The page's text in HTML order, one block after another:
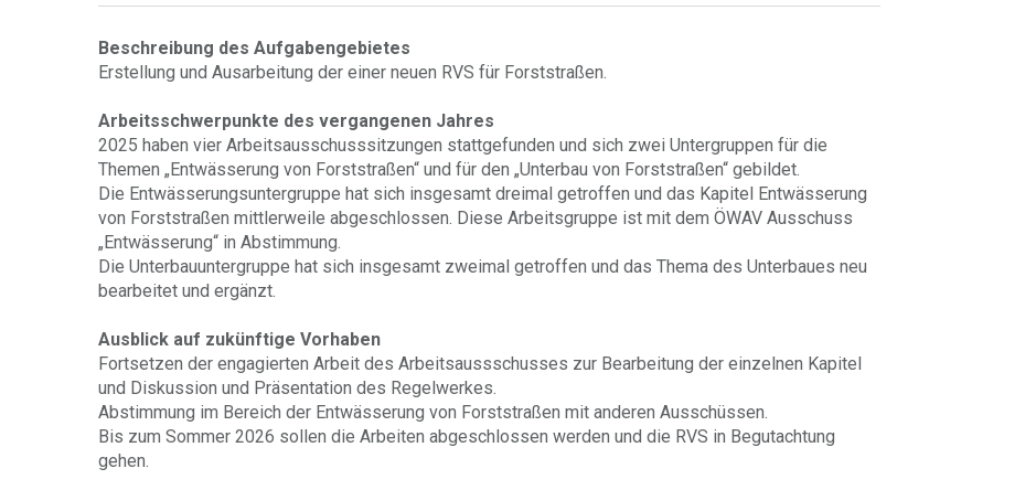
Beschreibung des Aufgabengebietes
Erstellung und Ausarbeitung der einer neuen RVS für Forststraßen.
Arbeitsschwerpunkte des vergangenen Jahres
2025 haben vier Arbeitsausschusssitzungen stattgefunden und sich zwei Untergruppen für die
Themen „Entwässerung von Forststraßen“ und für den „Unterbau von Forststraßen“ gebildet.
Die Entwässerungsuntergruppe hat sich insgesamt dreimal getroffen und das Kapitel Entwässerung
von Forststraßen mittlerweile abgeschlossen. Diese Arbeitsgruppe ist mit dem ÖWAV Ausschuss
„Entwässerung“ in Abstimmung.
Die Unterbauuntergruppe hat sich insgesamt zweimal getroffen und das Thema des Unterbaues neu
bearbeitet und ergänzt.
Ausblick auf zukünftige Vorhaben
Fortsetzen der engagierten Arbeit des Arbeitsaussschusses zur Bearbeitung der einzelnen Kapitel
und Diskussion und Präsentation des Regelwerkes.
Abstimmung im Bereich der Entwässerung von Forststraßen mit anderen Ausschüssen.
Bis zum Sommer 2026 sollen die Arbeiten abgeschlossen werden und die RVS in Begutachtung
gehen.